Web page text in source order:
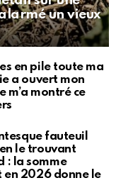
un vieux
en pile toute ma
a ouvert mon
m’a montré ce
fauteuil
le trouvant
: la somme
en 2026 donne le